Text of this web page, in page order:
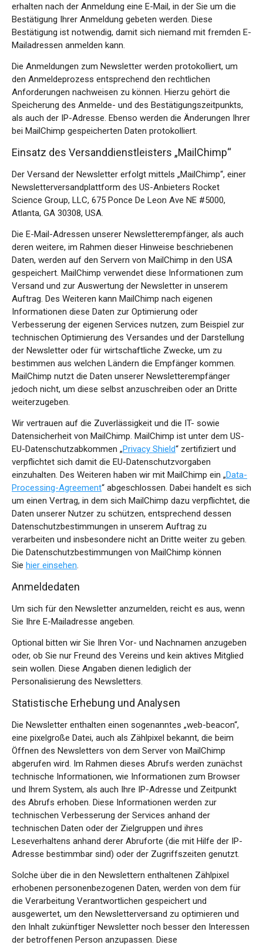
erhalten nach der Anmeldung eine E-Mail, in der Sie um die
Bestätigung Ihrer Anmeldung gebeten werden. Diese
Bestätigung ist notwendig, damit sich niemand mit fremden E-
Mailadressen anmelden kann.
Die Anmeldungen zum Newsletter werden protokolliert, um
den Anmeldeprozess entsprechend den rechtlichen
Anforderungen nachweisen zu können. Hierzu gehört die
Speicherung des Anmelde- und des Bestätigungszeitpunkts,
als auch der IP-Adresse. Ebenso werden die Änderungen Ihrer
bei MailChimp gespeicherten Daten protokolliert.
Einsatz des Versanddienstleisters „MailChimp“
Der Versand der Newsletter erfolgt mittels „MailChimp“, einer
Newsletterversandplattform des US-Anbieters Rocket
Science Group, LLC, 675 Ponce De Leon Ave NE #5000,
Atlanta, GA 30308, USA.
Die E-Mail-Adressen unserer Newsletterempfänger, als auch
deren weitere, im Rahmen dieser Hinweise beschriebenen
Daten, werden auf den Servern von MailChimp in den USA
gespeichert. MailChimp verwendet diese Informationen zum
Versand und zur Auswertung der Newsletter in unserem
Auftrag. Des Weiteren kann MailChimp nach eigenen
Informationen diese Daten zur Optimierung oder
Verbesserung der eigenen Services nutzen, zum Beispiel zur
technischen Optimierung des Versandes und der Darstellung
der Newsletter oder für wirtschaftliche Zwecke, um zu
bestimmen aus welchen Ländern die Empfänger kommen.
MailChimp nutzt die Daten unserer Newsletterempfänger
jedoch nicht, um diese selbst anzuschreiben oder an Dritte
weiterzugeben.
Wir vertrauen auf die Zuverlässigkeit und die IT- sowie
Datensicherheit von MailChimp. MailChimp ist unter dem US-
EU-Datenschutzabkommen „Privacy Shield“ zertifiziert und
verpflichtet sich damit die EU-Datenschutzvorgaben
einzuhalten. Des Weiteren haben wir mit MailChimp ein „Data-
Processing-Agreement“ abgeschlossen. Dabei handelt es sich
um einen Vertrag, in dem sich MailChimp dazu verpflichtet, die
Daten unserer Nutzer zu schützen, entsprechend dessen
Datenschutzbestimmungen in unserem Auftrag zu
verarbeiten und insbesondere nicht an Dritte weiter zu geben.
Die Datenschutzbestimmungen von MailChimp können
Sie hier einsehen.
Anmeldedaten
Um sich für den Newsletter anzumelden, reicht es aus, wenn
Sie Ihre E-Mailadresse angeben.
Optional bitten wir Sie Ihren Vor- und Nachnamen anzugeben
oder, ob Sie nur Freund des Vereins und kein aktives Mitglied
sein wollen. Diese Angaben dienen lediglich der
Personalisierung des Newsletters.
Statistische Erhebung und Analysen
Die Newsletter enthalten einen sogenanntes „web-beacon“,
eine pixelgroße Datei, auch als Zählpixel bekannt, die beim
Öffnen des Newsletters von dem Server von MailChimp
abgerufen wird. Im Rahmen dieses Abrufs werden zunächst
technische Informationen, wie Informationen zum Browser
und Ihrem System, als auch Ihre IP-Adresse und Zeitpunkt
des Abrufs erhoben. Diese Informationen werden zur
technischen Verbesserung der Services anhand der
technischen Daten oder der Zielgruppen und ihres
Leseverhaltens anhand derer Abruforte (die mit Hilfe der IP-
Adresse bestimmbar sind) oder der Zugriffszeiten genutzt.
Solche über die in den Newslettern enthaltenen Zählpixel
erhobenen personenbezogenen Daten, werden von dem für
die Verarbeitung Verantwortlichen gespeichert und
ausgewertet, um den Newsletterversand zu optimieren und
den Inhalt zukünftiger Newsletter noch besser den Interessen
der betroffenen Person anzupassen. Diese